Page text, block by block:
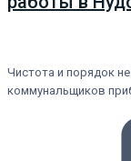
Чистота и порядок
коммунальщиков